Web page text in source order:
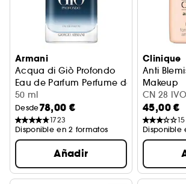
Armani
Acqua di Giò Profondo
Eau de Parfum Perfume de Hombre
50 ml
Desde78,00 €
1723
Disponible en 2 formatos
Añadir
Clinique
Anti
Makeup
Base de
CN 28
45,00 €
15
Disponible